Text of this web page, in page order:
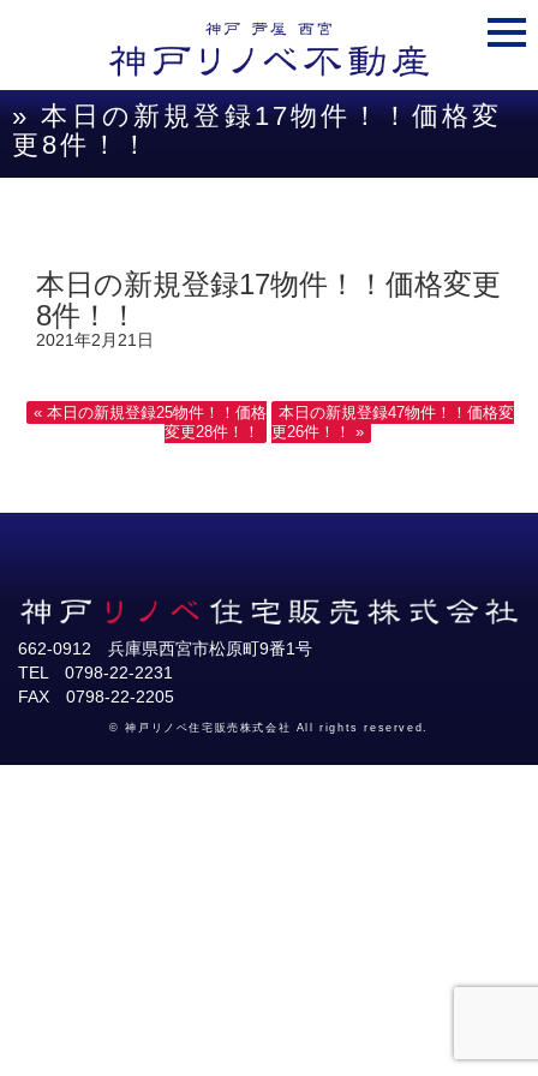
» 本日の新規登録17物件！！価格変
更8件！！
本日の新規登録17物件！！価格変更
8件！！
2021年2月21日
« 本日の新規登録25物件！！価格
変更28件！！
本日の新規登録47物件！！価格変
更26件！！ »
662-0912 兵庫県西宮市松原町9番1号
TEL 0798-22-2231
FAX 0798-22-2205
© 神戸リノベ住宅販売株式会社 All rights reserved.